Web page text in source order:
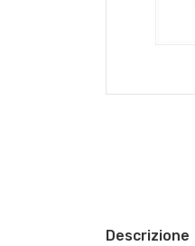
Descrizione